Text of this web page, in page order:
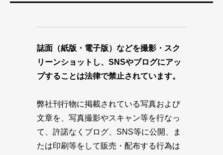
誌面（紙版・電子版）などを撮影・スク
リーンショットし、SNSやブログにアッ
プすることは法律で禁止されています。
弊社刊行物に掲載されている写真および
文章を、写真撮影やスキャン等を行なっ
て、許諾なくブログ、SNS等に公開、ま
たは印刷等をして販売・配布する行為は